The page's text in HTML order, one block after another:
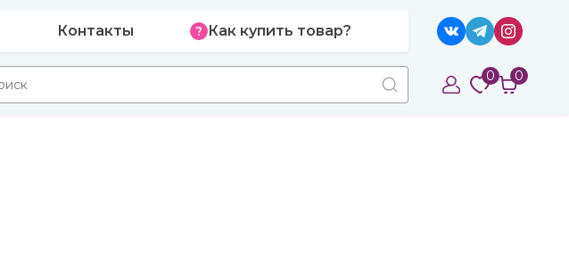
Контакты Как купить товар?
0 0